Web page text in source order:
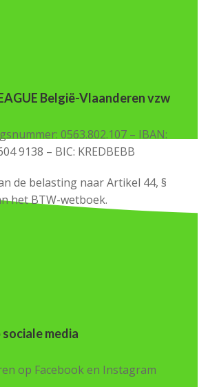
België-Vlaanderen vzw
0563.802.107 – IBAN:
9138 – BIC: KREDBEBB
de belasting naar Artikel 44, §
het BTW-wetboek.
media
op Facebook en Instagram